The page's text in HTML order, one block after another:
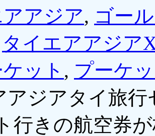
アジア, ゴー
タイエアアジア
ット , プーケ
アジアタイ旅
行きの航空券